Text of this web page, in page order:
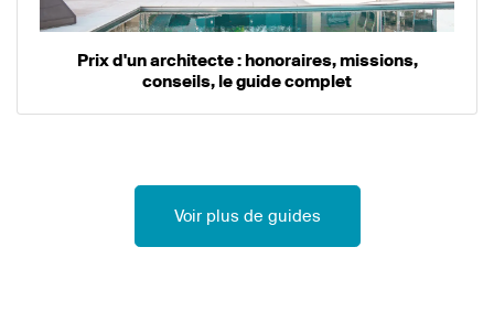
Prix d'un architecte : honoraires, missions,
conseils, le guide complet
Voir plus de guides